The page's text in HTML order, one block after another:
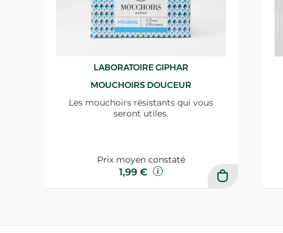
LABORATOIRE GIPHAR
MOUCHOIRS DOUCEUR
Les mouchoirs résistants qui vous
seront utiles.
Prix moyen constaté
1,99 €